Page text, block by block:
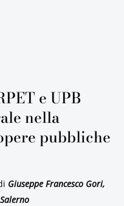
e UPB
nella
pubbliche
Giuseppe Francesco Gori,